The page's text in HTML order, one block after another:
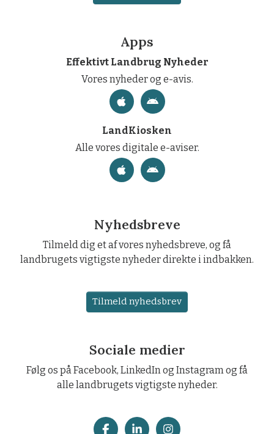
Apps
Effektivt Landbrug Nyheder
Vores nyheder og e-avis.
LandKiosken
Alle vores digitale e-aviser.
Nyhedsbreve
Tilmeld dig et af vores nyhedsbreve, og få
landbrugets vigtigste nyheder direkte i indbakken.
Tilmeld nyhedsbrev
Sociale medier
Følg os på Facebook, LinkedIn og Instagram og få
alle landbrugets vigtigste nyheder.